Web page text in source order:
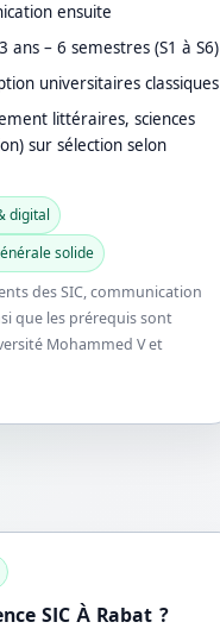
ensuite
3 ans – 6 semestres (S1 à S6)
universitaires classiques
littéraires, sciences
sur sélection selon
digital
solide
des SIC, communication
que les prérequis sont
Mohammed V et
SIC À Rabat ?